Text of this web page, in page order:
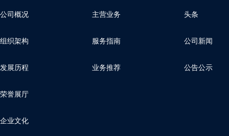
公司概况 主营业务 头条
组织架构 服务指南 公司新闻
发展历程 业务推荐 公告公示
荣誉展厅
企业文化